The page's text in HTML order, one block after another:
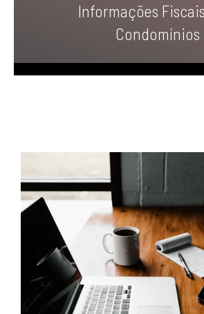
Informações
Condomínios